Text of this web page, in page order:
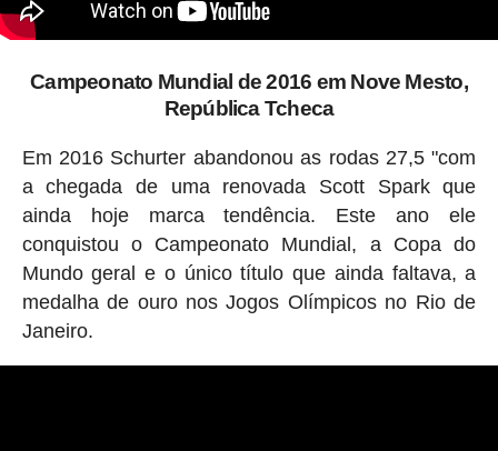
Campeonato Mundial de 2016 em Nove Mesto,
República Tcheca
Em 2016 Schurter abandonou as rodas 27,5 "com
a chegada de uma renovada Scott Spark que
ainda hoje marca tendência. Este ano ele
conquistou o Campeonato Mundial, a Copa do
Mundo geral e o único título que ainda faltava, a
medalha de ouro nos Jogos Olímpicos no Rio de
Janeiro.